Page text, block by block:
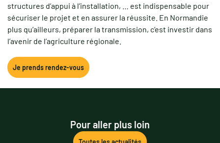
structures d’appui à l’installation, … est indispensable pour
sécuriser le projet et en assurer la réussite. En Normandie
plus qu’ailleurs, préparer la transmission, c’est investir dans
l’avenir de l’agriculture régionale.
Je prends rendez-vous
Pour aller plus loin